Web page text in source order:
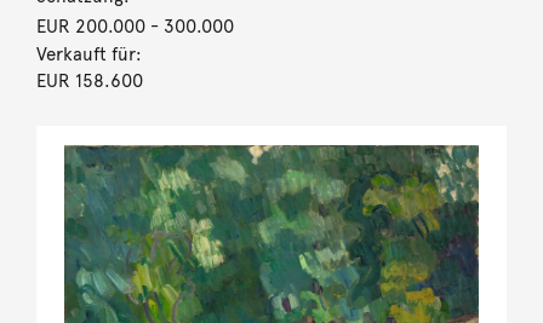
EUR 200.000- 300.000
Verkauft für:
EUR 158.600